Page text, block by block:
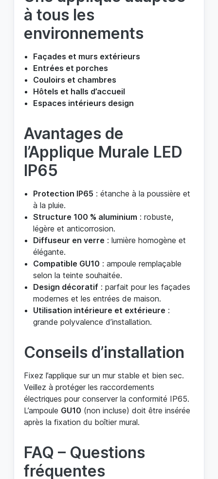
à tous les
environnements
Façades et murs extérieurs
Entrées et porches
Couloirs et chambres
Hôtels et halls d’accueil
Espaces intérieurs design
Avantages de
l’Applique Murale LED
IP65
Protection IP65 : étanche à la poussière et
à la pluie.
Structure 100 % aluminium : robuste,
légère et anticorrosion.
Diffuseur en verre : lumière homogène et
élégante.
Compatible GU10 : ampoule remplaçable
selon la teinte souhaitée.
Design décoratif : parfait pour les façades
modernes et les entrées de maison.
Utilisation intérieure et extérieure :
grande polyvalence d’installation.
Conseils d’installation
Fixez l’applique sur un mur stable et bien sec.
Veillez à protéger les raccordements
électriques pour conserver la conformité IP65.
L’ampoule GU10 (non incluse) doit être insérée
après la fixation du boîtier mural.
FAQ – Questions
fréquentes